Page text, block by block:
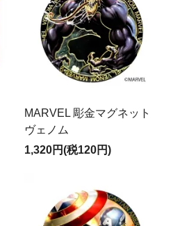
MARVEL 彫金マグネット
ヴェノム
1,320円(税120円)